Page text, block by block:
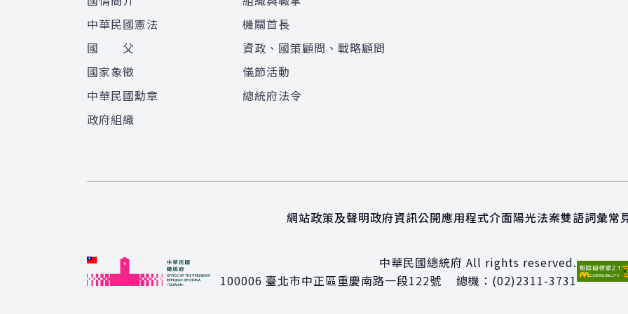
中華民國憲法
國 父
國家象徵
中華民國勳章
政府組織
機關首長
資政、國策顧問、戰略顧問
儀節活動
總統府法令
網站政策及聲明政府資訊公開應用程式介面陽光法案雙語詞彙常
中華民國總統府 All rights reserved.
100006 臺北市中正區重慶南路一段122號 總機： (02)2311-3731